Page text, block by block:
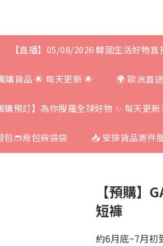
【直播】05/08/2026 韓國生活好物直
貨品 🌟 每天更新 🌟 🌍 歐洲直
購預訂】為你搜羅全球好物 ✨ 每天更
包👝背包🎒袋袋 📥 安排貨品寄件
【預購】
短褲
約6月底~7月初